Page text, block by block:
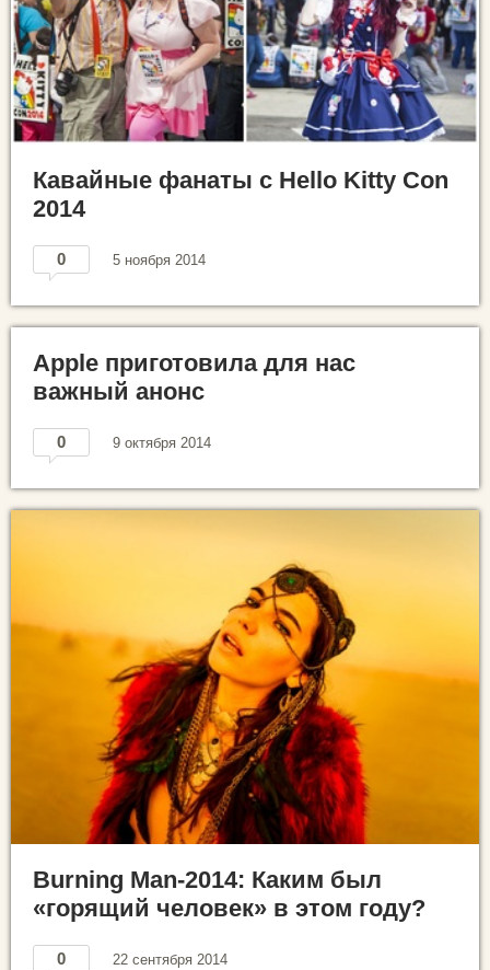
Кавайные фанаты с Hello Kitty Con
2014
0 5 ноября 2014
Apple приготовила для нас
важный анонс
0 9 октября 2014
Burning Man-2014: Каким был
«горящий человек» в этом году?
0 22 сентября 2014